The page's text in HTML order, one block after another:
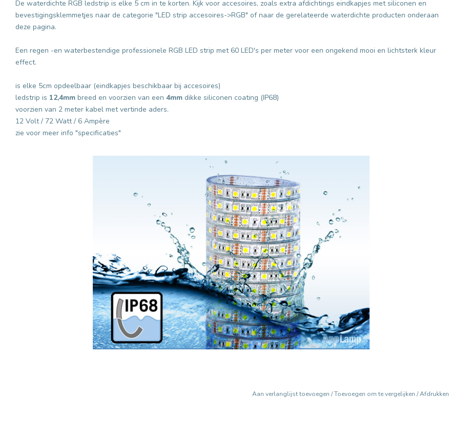
De waterdichte RGB ledstrip is elke 5 cm in te korten. Kijk voor accesoires, zoals extra afdichtings eindkapjes met siliconen en
bevestigingsklemmetjes naar de categorie "LED strip accesoires->RGB" of naar de gerelateerde waterdichte producten onderaan
deze pagina.
Een regen -en waterbestendige professionele RGB LED strip met 60 LED's per meter voor een ongekend mooi en lichtsterk kleur
effect.
is elke 5cm opdeelbaar (eindkapjes beschikbaar bij accesoires)
ledstrip is 12,4mm breed en voorzien van een 4mm dikke siliconen coating (IP68)
voorzien van 2 meter kabel met vertinde aders.
12 Volt / 72 Watt / 6 Ampère
zie voor meer info "specificaties"
Aan verlanglijst toevoegen /Toevoegen om te vergelijken /Afdrukken